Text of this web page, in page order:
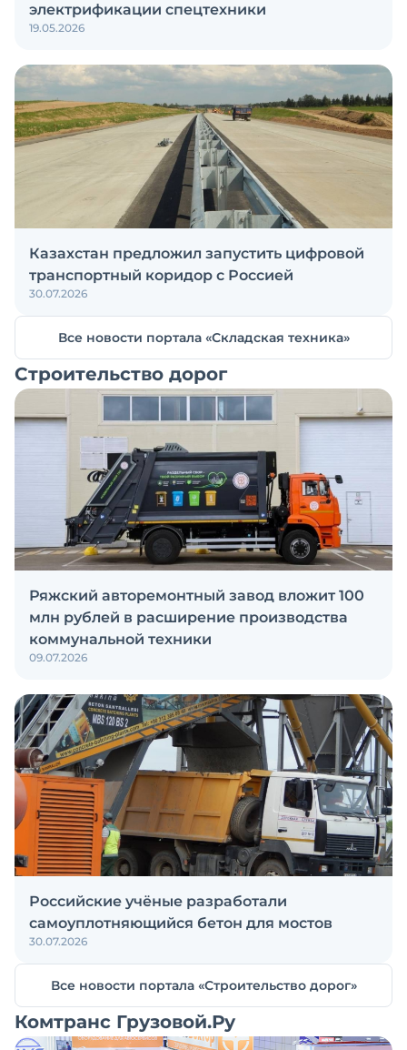
электрификации спецтехники
19.05.2026
Казахстан предложил запустить цифровой
транспортный коридор с Россией
30.07.2026
Все новости портала «Складская техника»
Строительство дорог
Ряжский авторемонтный завод вложит 100
млн рублей в расширение производства
коммунальной техники
09.07.2026
Российские учёные разработали
самоуплотняющийся бетон для мостов
30.07.2026
Все новости портала «Строительство дорог»
Комтранс Грузовой.Ру